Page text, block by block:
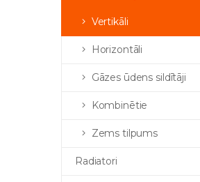
Vertikāli
Horizontāli
Gāzes ūdens sildītāji
Kombinētie
Zems tilpums
Radiatori